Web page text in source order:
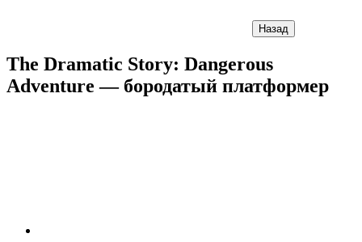
Назад
The Dramatic Story: Dangerous
Adventure — бородатый платформер